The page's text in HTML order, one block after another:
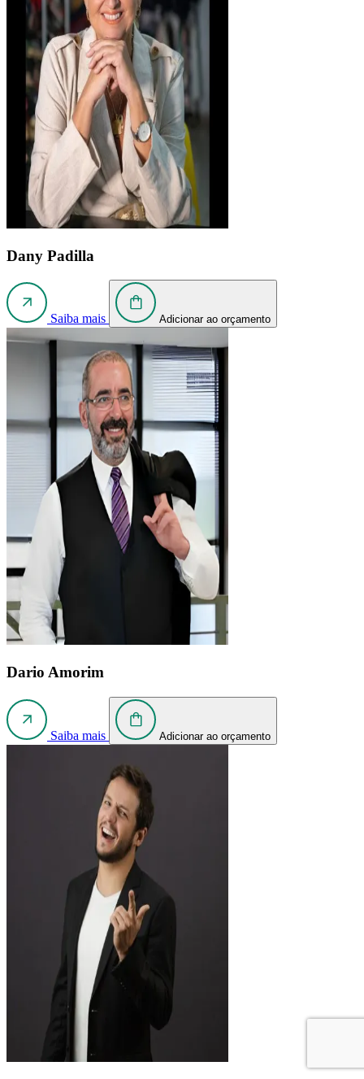
Dany Padilla
Saiba mais Adicionar ao orçamento
Dario Amorim
Saiba mais Adicionar ao orçamento